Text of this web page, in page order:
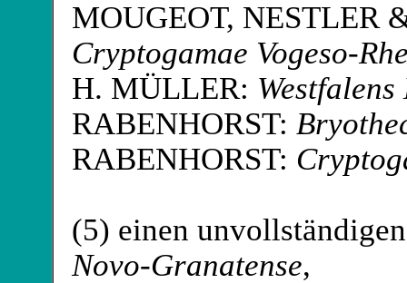
MOUGEOT, NESTLER
Cryptogamae Vogeso-
H. MÜLLER:
RABENHORST:
RABENHORST:
(5) einen
Novo-Granatense,